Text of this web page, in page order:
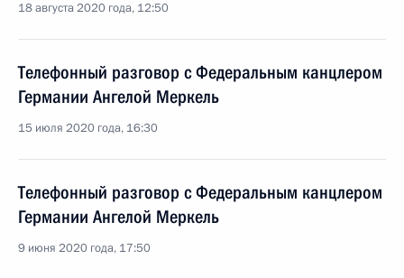
18 августа 2020 года, 12:50
Телефонный разговор с Федеральным канцлером
Германии Ангелой Меркель
15 июля 2020 года, 16:30
Телефонный разговор с Федеральным канцлером
Германии Ангелой Меркель
9 июня 2020 года, 17:50